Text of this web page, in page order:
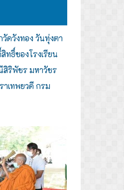
ดวังทอง วันทุ่งตา
ธิ์ของโรงเรียน
สิริพัชร มหาวัชร
าเทพยวดี กรม